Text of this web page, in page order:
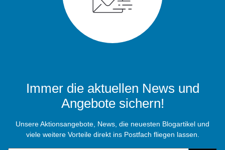
Immer die aktuellen News und
Angebote sichern!
Unsere Aktionsangebote, News, die neuesten Blogartikel und
viele weitere Vorteile direkt ins Postfach fliegen lassen.